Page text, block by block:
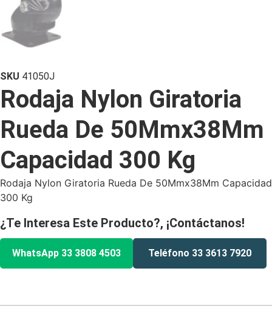
SKU 41050J
Rodaja Nylon Giratoria
Rueda De 50Mmx38Mm
Capacidad 300 Kg
Rodaja Nylon Giratoria Rueda De 50Mmx38Mm Capacidad
300 Kg
¿Te Interesa Este Producto?, ¡Contáctanos!
WhatsApp 33 3808 4503 Teléfono 33 3613 7920